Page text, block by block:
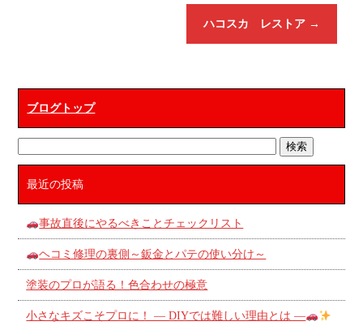
ハコスカ レストア →
ブログトップ
最近の投稿
事故直後にやるべきことチェックリスト
ヘコミ修理の裏側～鈑金とパテの使い分け～
塗装のプロが語る！色合わせの極意
小さなキズこそプロに！ ― DIYでは難しい理由とは ―